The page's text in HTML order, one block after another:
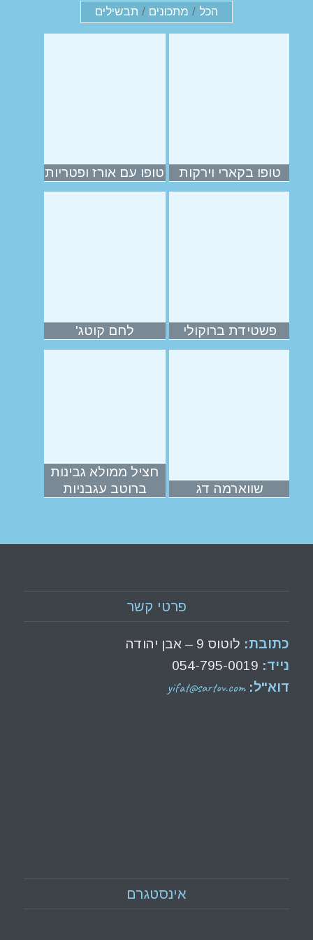
הכל / מתכונים / תבשילים
טופו בקארי וירקות טופו עם אורז ופטריות
פשטידת ברוקולי לחם קוטג'
שווארמה דג
חציל ממולא גבינות
ברוטב עגבניות
פרטי קשר
כתובת: לוטוס 9 – אבן יהודה
נייד: 054-795-0019
דוא"ל:yifat@sartov.com
אינסטגרם